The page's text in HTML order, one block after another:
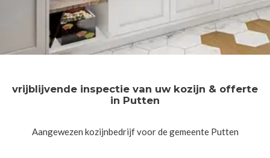
vrijblijvende inspectie van uw kozijn & offerte
in Putten
Aangewezen kozijnbedrijf voor de gemeente Putten